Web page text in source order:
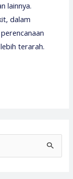
lainnya.
dalam
terarah.